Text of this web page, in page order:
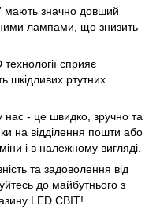
мають значно довший
лампами, що знизить
сприяє
шкідливих ртутних
нас - це швидко, зручно та
на відділення пошти або
і в належному вигляді.
та задоволення від
до майбутнього з
LED СВІТ!